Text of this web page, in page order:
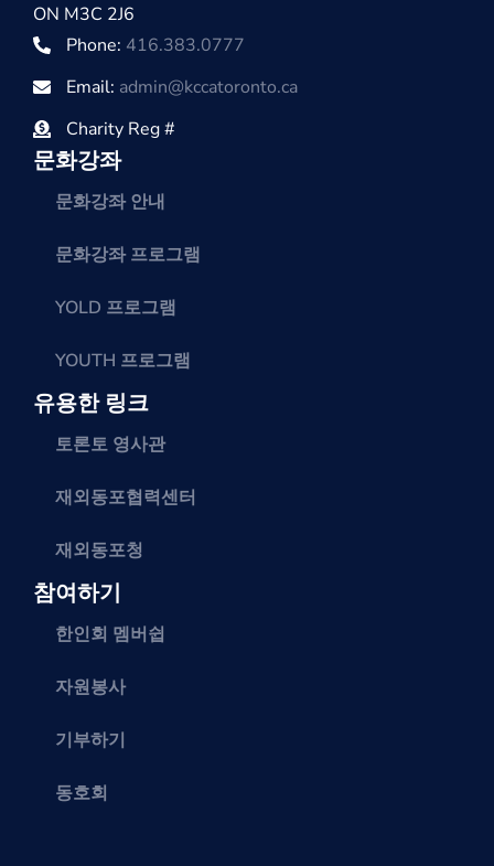
ON M3C 2J6
Phone: 416.383.0777
Email: admin@kccatoronto.ca
Charity Reg #
문화강좌
문화강좌 안내
문화강좌 프로그램
YOLD 프로그램
YOUTH 프로그램
유용한 링크
토론토 영사관
재외동포협력센터
재외동포청
참여하기
한인회 멤버쉽
자원봉사
기부하기
동호회